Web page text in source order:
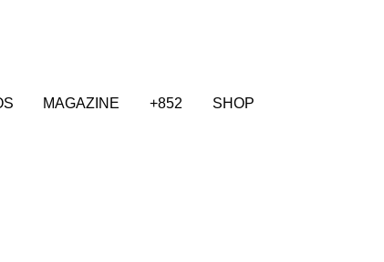
MAGAZINE +852 SHOP